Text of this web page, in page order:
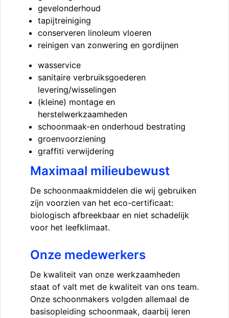
gevelonderhoud
tapijtreiniging
conserveren linoleum vloeren
reinigen van zonwering en gordijnen
wasservice
sanitaire verbruiksgoederen
levering/wisselingen
(kleine) montage en
herstelwerkzaamheden
schoonmaak-en onderhoud bestrating
groenvoorziening
graffiti verwijdering
Maximaal milieubewust
De schoonmaakmiddelen die wij gebruiken
zijn voorzien van het eco-certificaat:
biologisch afbreekbaar en niet schadelijk
voor het leefklimaat.
Onze medewerkers
De kwaliteit van onze werkzaamheden
staat of valt met de kwaliteit van ons team.
Onze schoonmakers volgden allemaal de
basisopleiding schoonmaak, daarbij leren